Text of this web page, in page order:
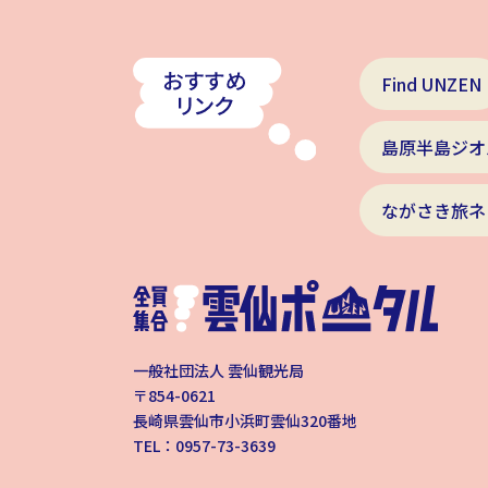
Find UNZEN
島原半島ジ
ながさき旅
一般社団法人 雲仙観光局
〒854-0621
長崎県雲仙市小浜町雲仙320番地
TEL：0957-73-3639